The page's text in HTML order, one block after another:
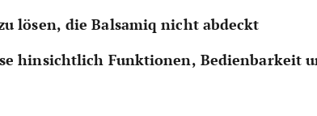
lösen, die Balsamiq nicht abdeckt
hinsichtlich Funktionen, Bedienbarkeit